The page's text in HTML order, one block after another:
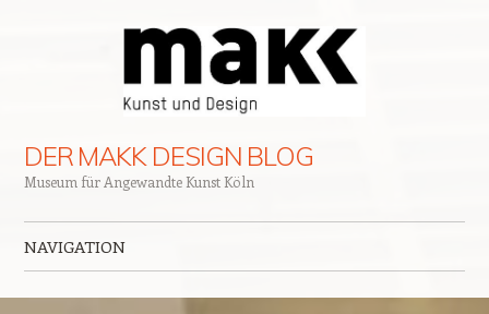
DER MAKK DESIGN BLOG
Museum für Angewandte Kunst Köln
NAVIGATION